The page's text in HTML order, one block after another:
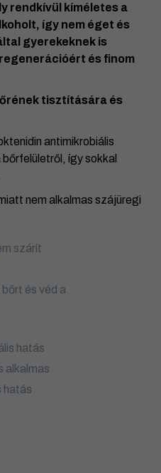
rendkívül kíméletes a
így nem éget és
gyerekeknek is
és finom
tisztítására és
antimikrobiális
bőrfelületről, így sokkal
nem alkalmas szájüregi
szárít
és véd a
hatás
alkalmas
hatás